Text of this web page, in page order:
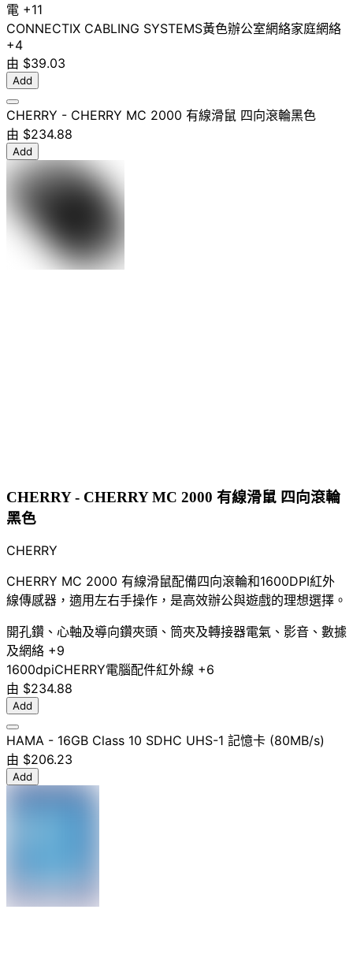
電 +11
CONNECTIX CABLING SYSTEMS黃色辦公室網絡家庭網絡
+4
由 $39.03
Add
CHERRY - CHERRY MC 2000 有線滑鼠 四向滾輪黑色
由 $234.88
Add
CHERRY - CHERRY MC 2000 有線滑鼠 四向滾輪
黑色
CHERRY
CHERRY MC 2000 有線滑鼠配備四向滾輪和1600DPI紅外
線傳感器，適用左右手操作，是高效辦公與遊戲的理想選擇。
開孔鑽、心軸及導向鑽夾頭、筒夾及轉接器電氣、影音、數據
及網絡 +9
1600dpiCHERRY電腦配件紅外線 +6
由 $234.88
Add
HAMA - 16GB Class 10 SDHC UHS-1 記憶卡 (80MB/s)
由 $206.23
Add